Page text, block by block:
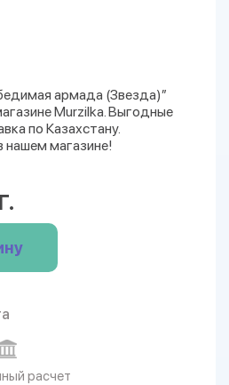
армада (Звезда)”
Murzilka. Выгодные
по Казахстану.
нашем магазине!
расчет